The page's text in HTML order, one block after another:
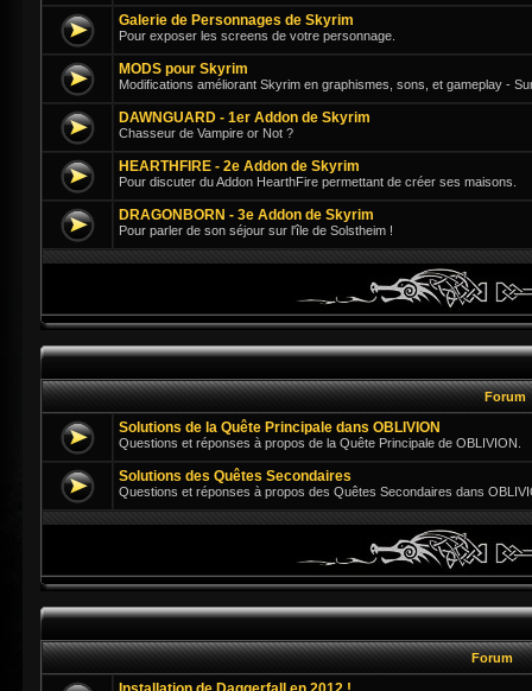
Galerie de Personnages de Skyrim
Pour exposer les screens de votre personnage.
MODS pour Skyrim
Modifications améliorant Skyrim en graphismes, sons, et gameplay -
DAWNGUARD - 1er Addon de Skyrim
Chasseur de Vampire or Not ?
HEARTHFIRE - 2e Addon de Skyrim
Pour discuter du Addon HearthFire permettant de créer ses maisons.
DRAGONBORN - 3e Addon de Skyrim
Pour parler de son séjour sur l'île de Solstheim !
Forum
Solutions de la Quête Principale dans OBLIVION
Questions et réponses à propos de la Quête Principale de OBLIVION.
Solutions des Quêtes Secondaires
Questions et réponses à propos des Quêtes Secondaires dans
Forum